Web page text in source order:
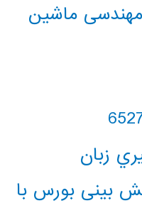
ماشین
زبان
بینی بورس با